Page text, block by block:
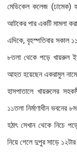
মেডিকেল কলেজ (ঢামেক)
আটকের পার একটি মামলা
এদিকে, বৃহস্পতিবার সকাল
৮তলা থেকে পড়ে খায়রুল
আহত হয়েছেন একরামুল
হাসপাতালে খায়রুলের
১১তলা নির্মাণাধীন
হঠাৎ সেখান থেকে নিচে
নিয়ে গেলে দুপুর সাড়ে